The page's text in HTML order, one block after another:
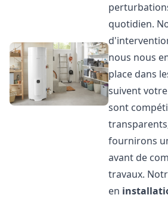
quotidien.
nous nous
place dans
suivent
sont
fournirons
avant de
travaux.
en